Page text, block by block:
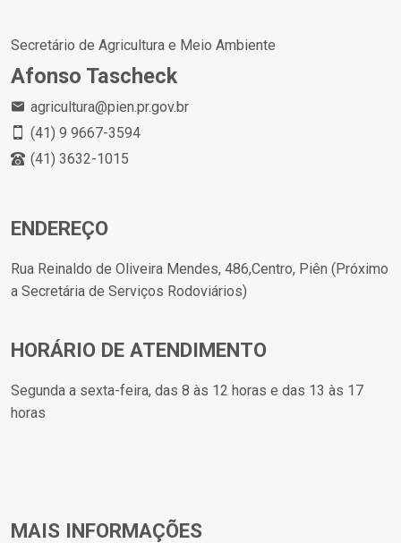
Secretário de Agricultura e Meio Ambiente
Afonso Tascheck
agricultura@pien.pr.gov.br
(41) 9 9667-3594
(41) 3632-1015
ENDEREÇO
Rua Reinaldo de Oliveira Mendes, 486,Centro, Piên (Próximo
a Secretária de Serviços Rodoviários)
HORÁRIO DE ATENDIMENTO
Segunda a sexta-feira, das 8 às 12 horas e das 13 às 17
horas
MAIS INFORMAÇÕES